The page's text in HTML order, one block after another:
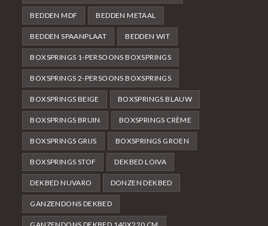
BEDDEN MDF BEDDEN METAAL
BEDDEN SPAANPLAAT BEDDEN WIT
BOXSPRINGS 1-PERSOONS BOXSPRINGS
BOXSPRINGS 2-PERSOONS BOXSPRINGS
BOXSPRINGS BEIGE BOXSPRINGS BLAUW
BOXSPRINGS BRUIN BOXSPRINGS CRÈME
BOXSPRINGS GRIJS BOXSPRINGS GROEN
BOXSPRINGS STOF DEKBED LOIVA
DEKBED NUVARO DONZEN DEKBED
GANZENDONS DEKBED